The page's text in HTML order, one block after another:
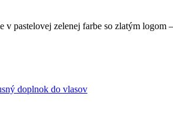
v pastelovej zelenej farbe so zlatým logom